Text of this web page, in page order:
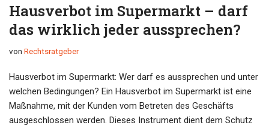
Hausverbot im Supermarkt – darf
das wirklich jeder aussprechen?
von Rechtsratgeber
Hausverbot im Supermarkt: Wer darf es aussprechen und unter
welchen Bedingungen? Ein Hausverbot im Supermarkt ist eine
Maßnahme, mit der Kunden vom Betreten des Geschäfts
ausgeschlossen werden. Dieses Instrument dient dem Schutz